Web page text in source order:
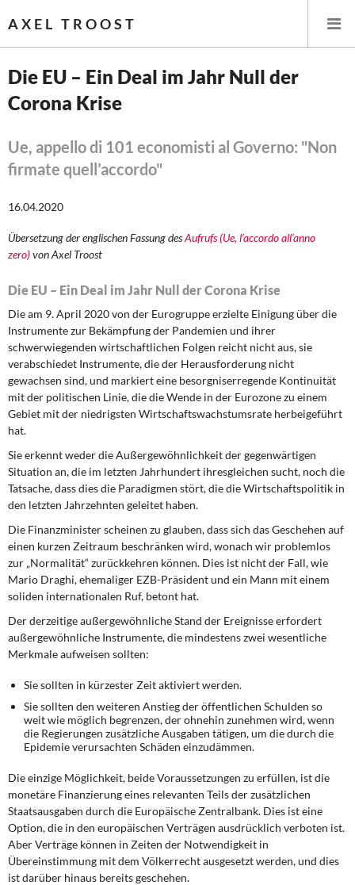
AXEL TROOST
Startseite
Themen
Leitlinien linker Wirtschafts- und Finanzpolitik
Steuer- und Finanzpolitik
Öffentliche Infrastruktur und Daseinsvorsorge
Eurokrise und Griechenland
DIE LINKE
Weitere Themen
Memo-Gruppe
Institut Solidarische Moderne
Rosa-Luxemburg-Stiftung
Über mich
Kontakt
Die EU – Ein Deal im Jahr Null der
Corona Krise
Ue, appello di 101 economisti al Governo: "Non
firmate quell’accordo"
16.04.2020
Übersetzung der englischen Fassung desAufrufs (Ue, l’accordo all’anno
zero)von Axel Troost
Die EU – Ein Deal im Jahr Null der Corona Krise
Die am 9. April 2020 von der Eurogruppe erzielte Einigung über die
Instrumente zur Bekämpfung der Pandemien und ihrer
schwerwiegenden wirtschaftlichen Folgen reicht nicht aus, sie
verabschiedet Instrumente, die der Herausforderung nicht
gewachsen sind, und markiert eine besorgniserregende Kontinuität
mit der politischen Linie, die die Wende in der Eurozone zu einem
Gebiet mit der niedrigsten Wirtschaftswachstumsrate herbeigeführt
hat.
Sie erkennt weder die Außergewöhnlichkeit der gegenwärtigen
Situation an, die im letzten Jahrhundert ihresgleichen sucht, noch die
Tatsache, dass dies die Paradigmen stört, die die Wirtschaftspolitik in
den letzten Jahrzehnten geleitet haben.
Die Finanzminister scheinen zu glauben, dass sich das Geschehen auf
einen kurzen Zeitraum beschränken wird, wonach wir problemlos
zur „Normalität“ zurückkehren können. Dies ist nicht der Fall, wie
Mario Draghi, ehemaliger EZB-Präsident und ein Mann mit einem
soliden internationalen Ruf, betont hat.
Der derzeitige außergewöhnliche Stand der Ereignisse erfordert
außergewöhnliche Instrumente, die mindestens zwei wesentliche
Merkmale aufweisen sollten:
Sie sollten in kürzester Zeit aktiviert werden.
Sie sollten den weiteren Anstieg der öffentlichen Schulden so
weit wie möglich begrenzen, der ohnehin zunehmen wird, wenn
die Regierungen zusätzliche Ausgaben tätigen, um die durch die
Epidemie verursachten Schäden einzudämmen.
Die einzige Möglichkeit, beide Voraussetzungen zu erfüllen, ist die
monetäre Finanzierung eines relevanten Teils der zusätzlichen
Staatsausgaben durch die Europäische Zentralbank. Dies ist eine
Option, die in den europäischen Verträgen ausdrücklich verboten ist.
Aber Verträge können in Zeiten der Notwendigkeit in
Übereinstimmung mit dem Völkerrecht ausgesetzt werden, und dies
ist darüber hinaus bereits geschehen.